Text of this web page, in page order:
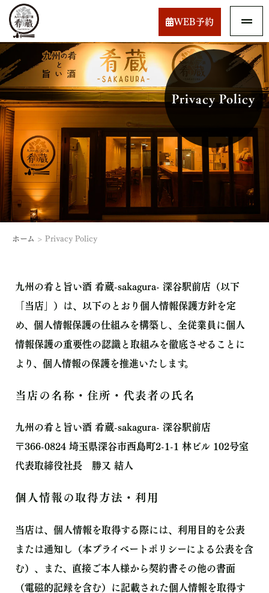
WEB予約
Privacy Policy
ホーム > Privacy Policy
九州の肴と旨い酒 肴蔵-sakagura- 深谷駅前店（以下
「当店」）は、以下のとおり個人情報保護方針を定
め、個人情報保護の仕組みを構築し、全従業員に個人
情報保護の重要性の認識と取組みを徹底させることに
より、個人情報の保護を推進いたします。
当店の名称・住所・代表者の氏名
九州の肴と旨い酒 肴蔵-sakagura- 深谷駅前店
〒366-0824 埼玉県深谷市西島町2-1-1 林ビル 102号室
代表取締役社長 勝又 結人
個⼈情報の取得⽅法・利⽤
当店は、個⼈情報を取得する際には、利⽤⽬的を公表
または通知し（本プライベートポリシーによる公表を含
む）、また、直接ご本⼈様から契約書その他の書⾯
（電磁的記録を含む）に記載された個⼈情報を取得す